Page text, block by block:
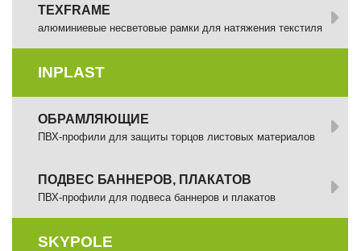
TEXFRAME
алюминиевые несветовые рамки для натяжения текстиля
INPLAST
ОБРАМЛЯЮЩИЕ
ПВХ-профили для защиты торцов листовых материалов
ПОДВЕС БАННЕРОВ, ПЛАКАТОВ
ПВХ-профили для подвеса баннеров и плакатов
SKYPOLE